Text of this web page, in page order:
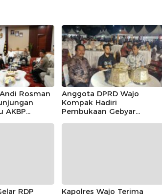
Rosman
AKBP
Anggota DPRD Wajo
Kompak Hadiri
Pembukaan Gebyar
RDP Kapolres Wajo Terima